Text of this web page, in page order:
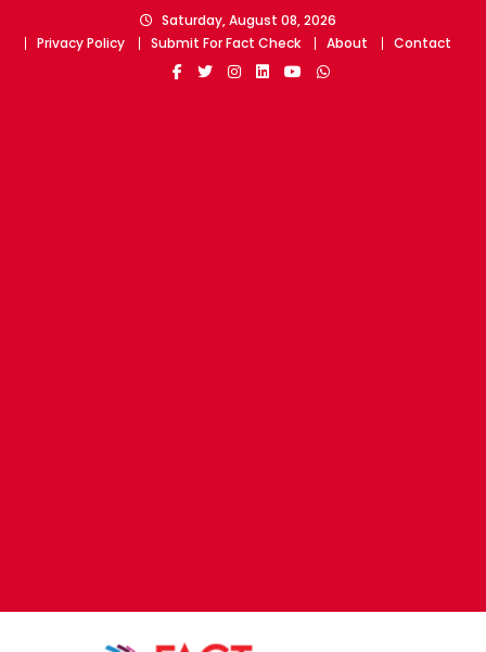
Saturday, August 08, 2026
Privacy Policy
Submit For Fact Check About Contact